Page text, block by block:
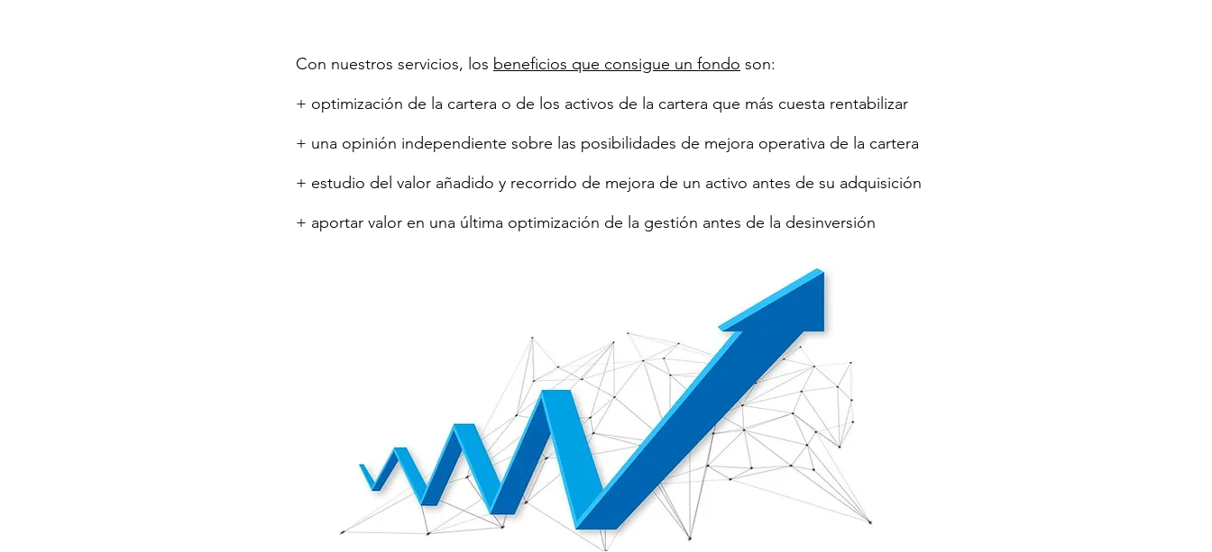
Con nuestros servicios, los beneficios que consigue un fondo son:
+ optimización de la cartera o de los activos de la cartera que más cuesta rentabilizar
+ una opinión independiente sobre las posibilidades de mejora operativa de la cartera
+ estudio del valor añadido y recorrido de mejora de un activo antes de su adquisición
+ aportar valor en una última optimización de la gestión antes de la desinversión